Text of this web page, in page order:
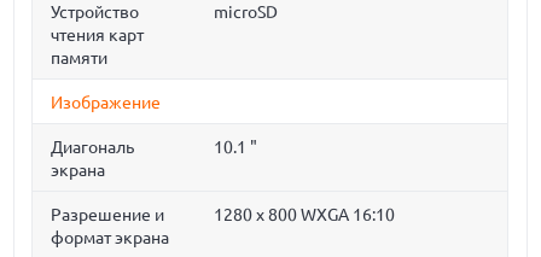
Устройство
чтения карт
памяти
microSD
Изображение
Диагональ
экрана
10.1 "
Разрешение и
формат экрана
1280 x 800 WXGA 16:10